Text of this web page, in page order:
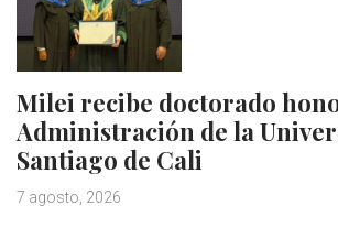
Milei recibe doctorado
Administración de la
Santiago de Cali
7 agosto, 2026